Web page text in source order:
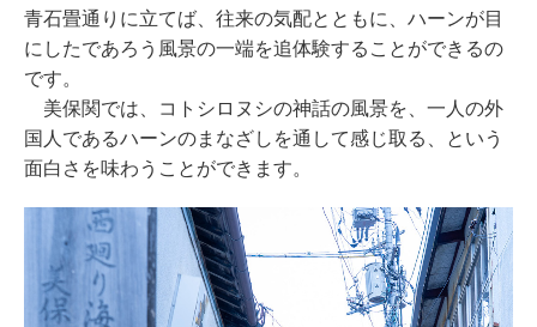
青石畳通りに立てば、往来の気配とともに、ハーンが目
にしたであろう風景の一端を追体験することができるの
です。
美保関では、コトシロヌシの神話の風景を、一人の外
国人であるハーンのまなざしを通して感じ取る、という
面白さを味わうことができます。